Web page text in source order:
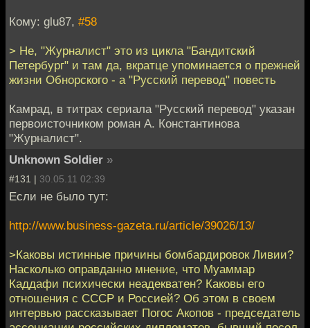
Кому: glu87, #58
> Не, "Журналист" это из цикла "Бандитский
Петербург" и там да, вкратце упоминается о прежней
жизни Обнорского - а "Русский перевод" повесть
Камрад, в титрах сериала "Русский перевод" указан
первоисточником роман А. Константинова
"Журналист".
Unknown Soldier »
#131 | 30.05.11 02:39
Если не было тут:
http://www.business-gazeta.ru/article/39026/13/
>Каковы истинные причины бомбардировок Ливии?
Насколько оправданно мнение, что Муаммар
Каддафи психически неадекватен? Каковы его
отношения с СССР и Россией? Об этом в своем
интервью рассказывает Погос Акопов - председатель